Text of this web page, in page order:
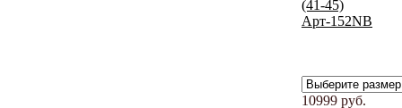
10999 руб.